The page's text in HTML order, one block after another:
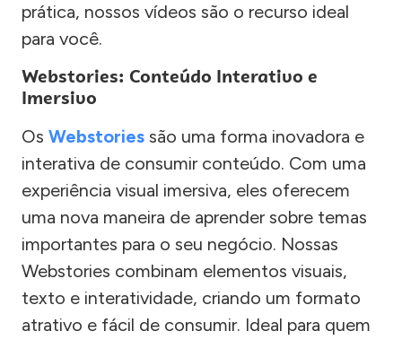
prática, nossos vídeos são o recurso ideal
para você.
Webstories: Conteúdo Interativo e
Imersivo
Os Webstories são uma forma inovadora e
interativa de consumir conteúdo. Com uma
experiência visual imersiva, eles oferecem
uma nova maneira de aprender sobre temas
importantes para o seu negócio. Nossas
Webstories combinam elementos visuais,
texto e interatividade, criando um formato
atrativo e fácil de consumir. Ideal para quem